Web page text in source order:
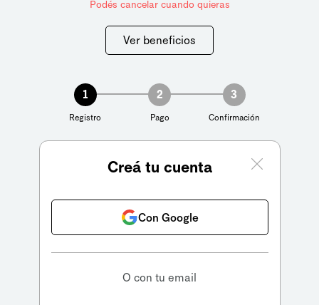
Podés cancelar cuando quieras
Ver beneficios
1
Registro
2
Pago
3
Confirmación
Creá tu cuenta
Con Google
O con tu email